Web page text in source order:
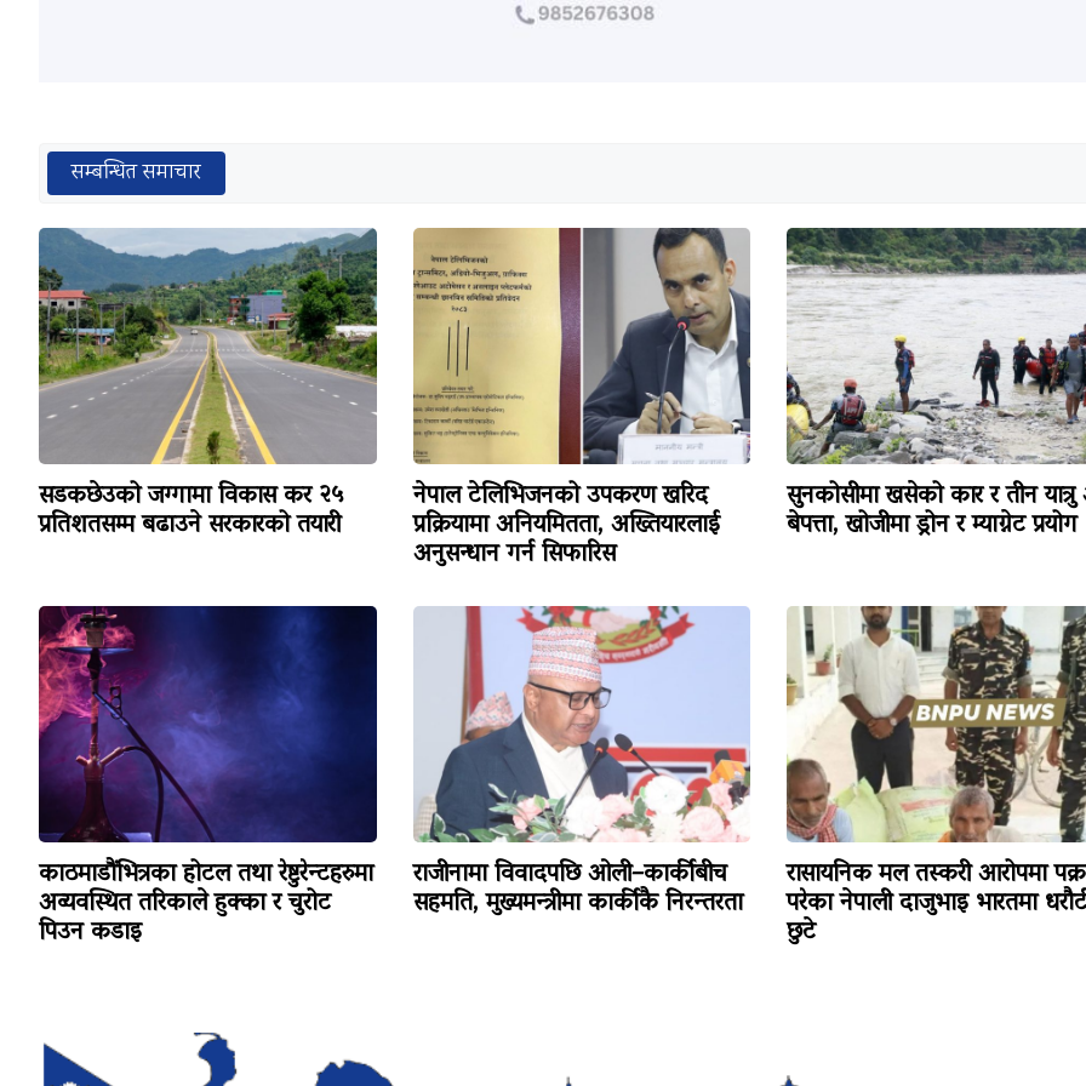
सम्बन्धित समाचार
सडकछेउको जग्गामा विकास कर २५
प्रतिशतसम्म बढाउने सरकारको तयारी
नेपाल टेलिभिजनको उपकरण खरिद
प्रक्रियामा अनियमितता, अख्तियारलाई
अनुसन्धान गर्न सिफारिस
सुनकोसीमा खसेको कार र तीन
बेपत्ता, खोजीमा ड्रोन र म्याग्नेट प्रयोग
काठमाडौंभित्रका होटल तथा रेष्टुरेन्टहरुमा
अव्यवस्थित तरिकाले हुक्का र चुरोट
पिउन कडाइ
राजीनामा विवादपछि ओली–कार्कीबीच
सहमति, मुख्यमन्त्रीमा कार्कीकै निरन्तरता
रासायनिक मल तस्करी आरोपमा
परेका नेपाली दाजुभाइ भारतमा
छुटे